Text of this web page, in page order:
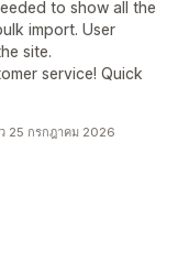
to show all the
import. User
site.
service! Quick
25 กรกฎาคม 2026